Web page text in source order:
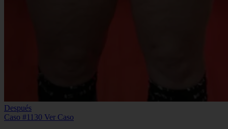
Después
Caso #1130 Ver Caso